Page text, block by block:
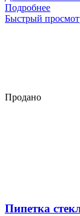
Продано
Подробнее
Быстрый
Пипетка